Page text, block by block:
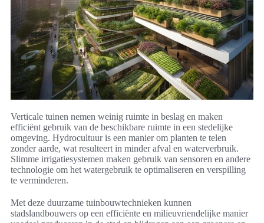
Verticale tuinen nemen weinig ruimte in beslag en maken
efficiënt gebruik van de beschikbare ruimte in een stedelijke
omgeving. Hydrocultuur is een manier om planten te telen
zonder aarde, wat resulteert in minder afval en waterverbruik.
Slimme irrigatiesystemen maken gebruik van sensoren en andere
technologie om het watergebruik te optimaliseren en verspilling
te verminderen.
Met deze duurzame tuinbouwtechnieken kunnen
stadslandbouwers op een efficiënte en milieuvriendelijke manier